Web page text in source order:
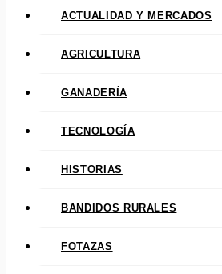
ACTUALIDAD Y MERCADOS
AGRICULTURA
GANADERÍA
TECNOLOGÍA
HISTORIAS
BANDIDOS RURALES
FOTAZAS